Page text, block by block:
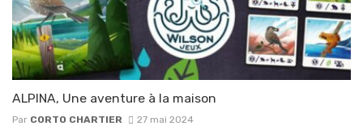
ALPINA, Une aventure à la maison
Par CORTO CHARTIER 27 mai 2024